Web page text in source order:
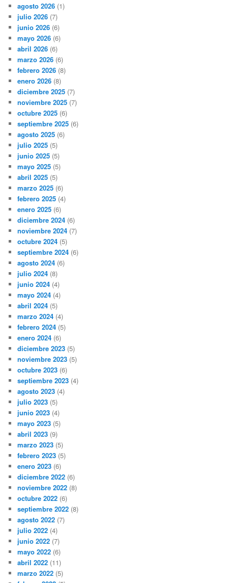
agosto 2026 (1)
julio 2026 (7)
junio 2026 (6)
mayo 2026 (6)
abril 2026 (6)
marzo 2026 (6)
febrero 2026 (8)
enero 2026 (8)
diciembre 2025 (7)
noviembre 2025 (7)
octubre 2025 (6)
septiembre 2025 (6)
agosto 2025 (6)
julio 2025 (5)
junio 2025 (5)
mayo 2025 (5)
abril 2025 (5)
marzo 2025 (6)
febrero 2025 (4)
enero 2025 (6)
diciembre 2024 (6)
noviembre 2024 (7)
octubre 2024 (5)
septiembre 2024 (6)
agosto 2024 (6)
julio 2024 (8)
junio 2024 (4)
mayo 2024 (4)
abril 2024 (5)
marzo 2024 (4)
febrero 2024 (5)
enero 2024 (6)
diciembre 2023 (5)
noviembre 2023 (5)
octubre 2023 (6)
septiembre 2023 (4)
agosto 2023 (4)
julio 2023 (5)
junio 2023 (4)
mayo 2023 (5)
abril 2023 (9)
marzo 2023 (5)
febrero 2023 (5)
enero 2023 (6)
diciembre 2022 (6)
noviembre 2022 (8)
octubre 2022 (6)
septiembre 2022 (8)
agosto 2022 (7)
julio 2022 (4)
junio 2022 (7)
mayo 2022 (6)
abril 2022 (11)
marzo 2022 (5)